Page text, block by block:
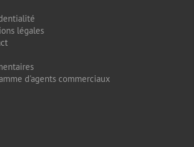
légales
d'agents commerciaux